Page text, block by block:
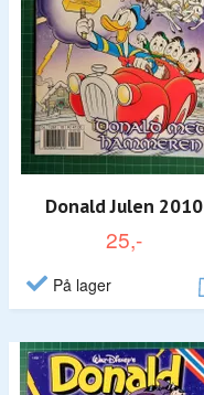
Donald Julen 2010
25,-
På lager